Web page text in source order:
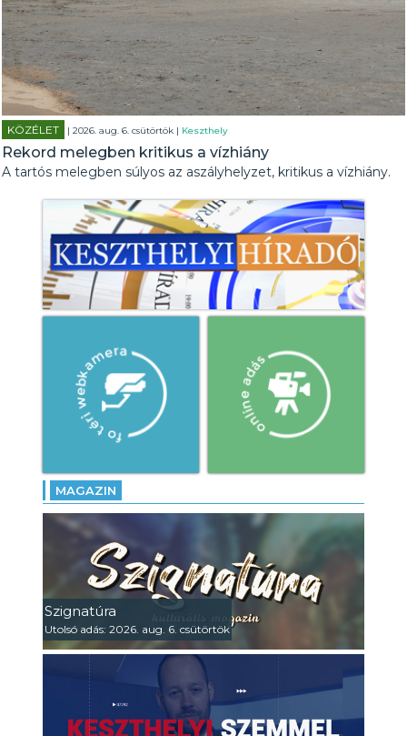
KÖZÉLET | 2026. aug. 6. csütörtök | Keszthely
Rekord melegben kritikus a vízhiány
A tartós melegben súlyos az aszályhelyzet, kritikus a vízhiány.
MAGAZIN
Szignatúra
Utolsó adás: 2026. aug. 6. csütörtök